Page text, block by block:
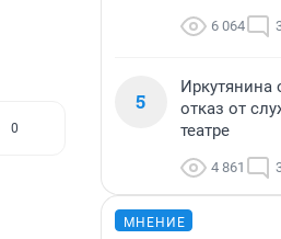
0
6 064
5
Иркутянина
отказ от
театре
4 861
МНЕНИЕ